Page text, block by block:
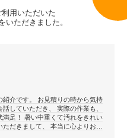
用いただいた
いただきました。
紹介です。 お見積りの時から気持
話していただき、 実際の作業も、
満足！ 暑い中重くて汚れをきれい
ただきまして、 本当に心よりお…